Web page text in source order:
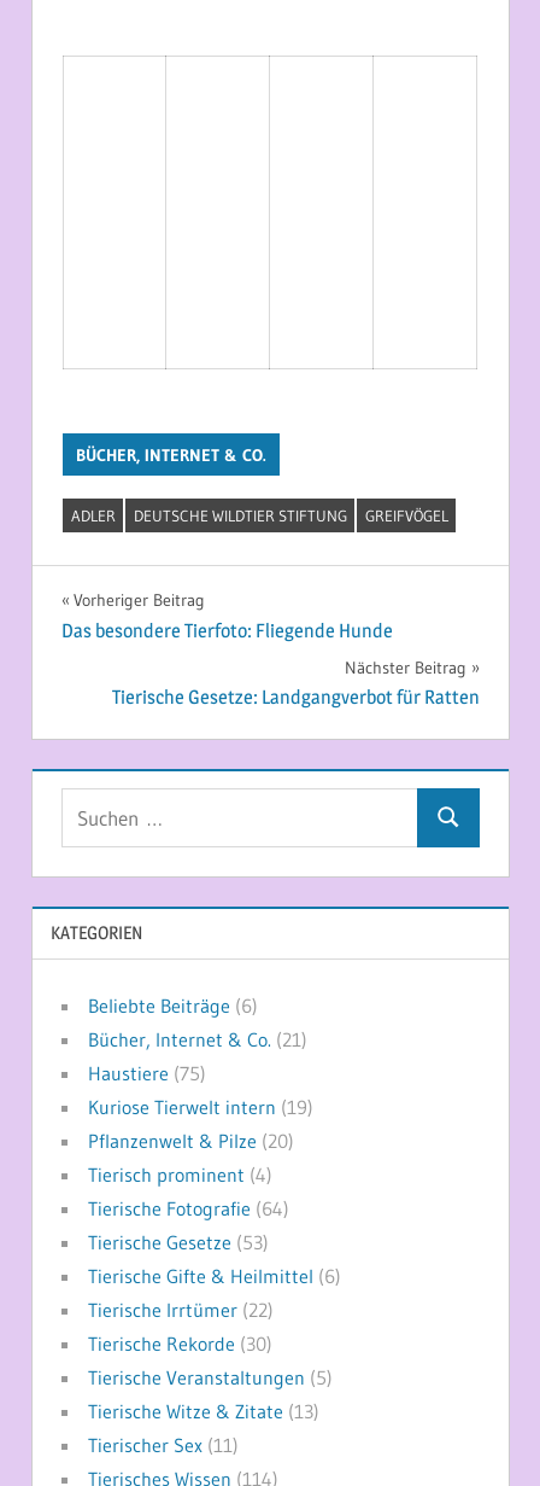
BÜCHER, INTERNET & CO.
ADLER DEUTSCHE WILDTIER STIFTUNG GREIFVÖGEL
Beitragsnavigation
Vorheriger Beitrag
Das besondere Tierfoto: Fliegende Hunde
Nächster Beitrag
Tierische Gesetze: Landgangverbot für Ratten
Suchen
KATEGORIEN
Beliebte Beiträge (6)
Bücher, Internet & Co. (21)
Haustiere (75)
Kuriose Tierwelt intern (19)
Pflanzenwelt & Pilze (20)
Tierisch prominent (4)
Tierische Fotografie (64)
Tierische Gesetze (53)
Tierische Gifte & Heilmittel (6)
Tierische Irrtümer(22)
Tierische Rekorde (30)
Tierische Veranstaltungen (5)
Tierische Witze & Zitate (13)
Tierischer Sex(11)
Tierisches Wissen (114)